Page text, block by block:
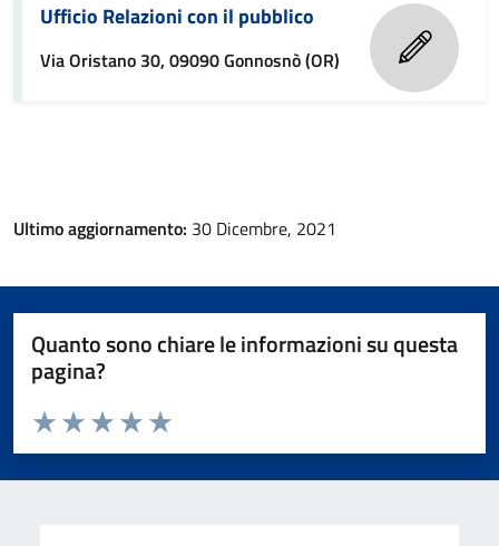
Ufficio Relazioni con il pubblico
Via Oristano 30, 09090 Gonnosnò (OR)
Ultimo aggiornamento: 30 Dicembre, 2021
Quanto sono chiare le informazioni su questa
pagina?
Valuta da 1 a 5 stelle la pagina
Valuta 5 stelle su 5
Valuta 4 stelle su 5
Valuta 3 stelle su 5
Valuta 2 stelle su 5
Valuta 1 stelle su 5